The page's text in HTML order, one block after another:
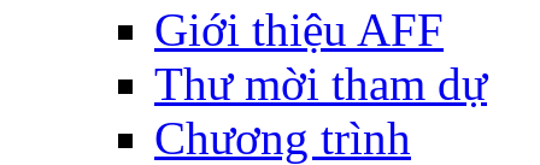
Giới thiệu AFF
Thư mời tham dự
Chương trình